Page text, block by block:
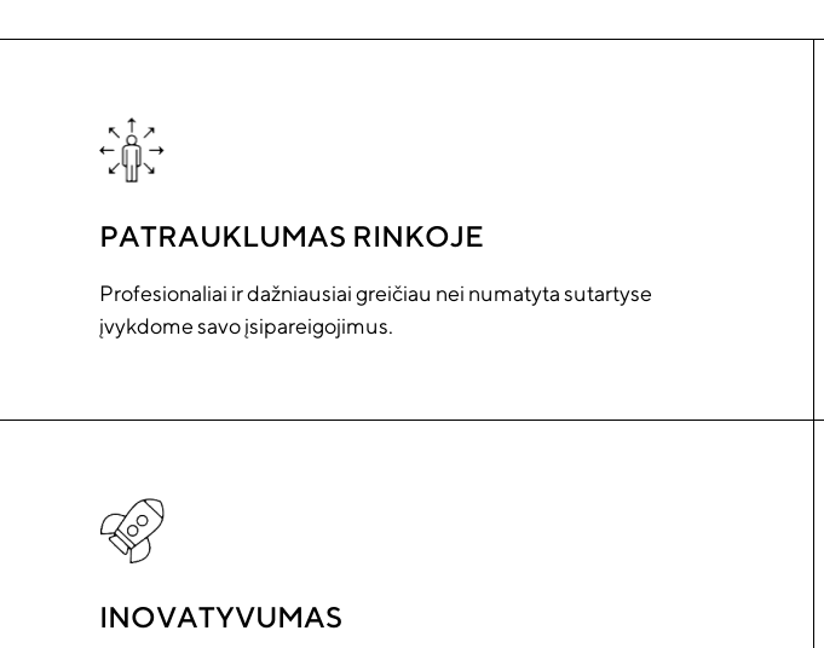
PATRAUKLUMAS RINKOJE
Profesionaliai ir dažniausiai greičiau nei numatyta sutartyse
įvykdome savo įsipareigojimus.
INOVATYVUMAS